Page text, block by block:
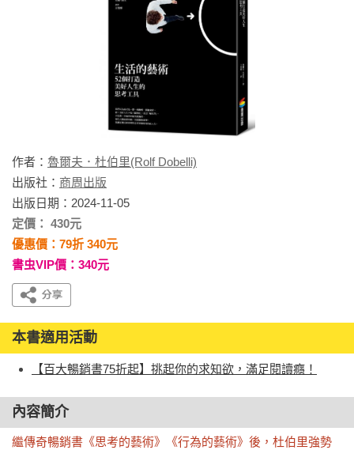
作者： 魯爾夫．杜伯里(Rolf Dobelli)
出版社： 商周出版
出版日期：2024-11-05
定價： 430元
優惠價：79折 340元
書虫VIP價：340元
本書適用活動
【百大暢銷書75折起】挑起你的求知欲，滿足閱讀癮！
內容簡介
繼傳奇暢銷書《思考的藝術》《行為的藝術》後，杜伯里強勢